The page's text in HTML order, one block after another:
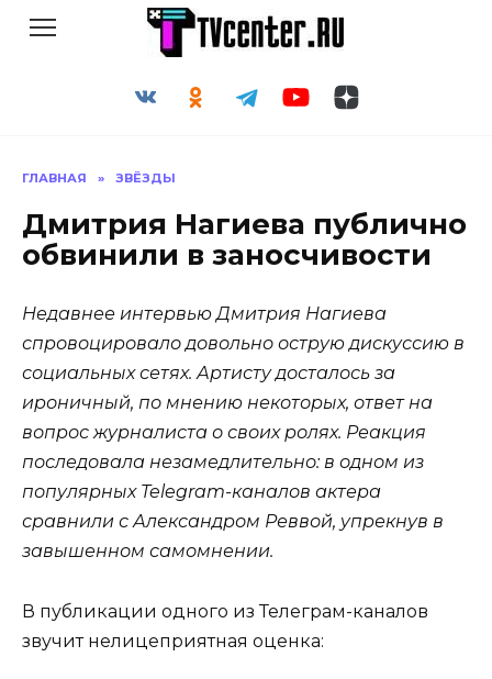
ГЛАВНАЯ » ЗВЁЗДЫ
Дмитрия Нагиева публично
обвинили в заносчивости
Недавнее интервью Дмитрия Нагиева
спровоцировало довольно острую дискуссию в
социальных сетях. Артисту досталось за
ироничный, по мнению некоторых, ответ на
вопрос журналиста о своих ролях. Реакция
последовала незамедлительно: в одном из
популярных Telegram-каналов актера
сравнили с Александром Реввой, упрекнув в
завышенном самомнении.
В публикации одного из Телеграм-каналов
звучит нелицеприятная оценка: